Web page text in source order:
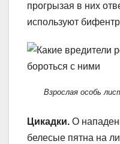
прогрызая в них
используют
Взрослая особь
Цикадки. О
белесые пятна на